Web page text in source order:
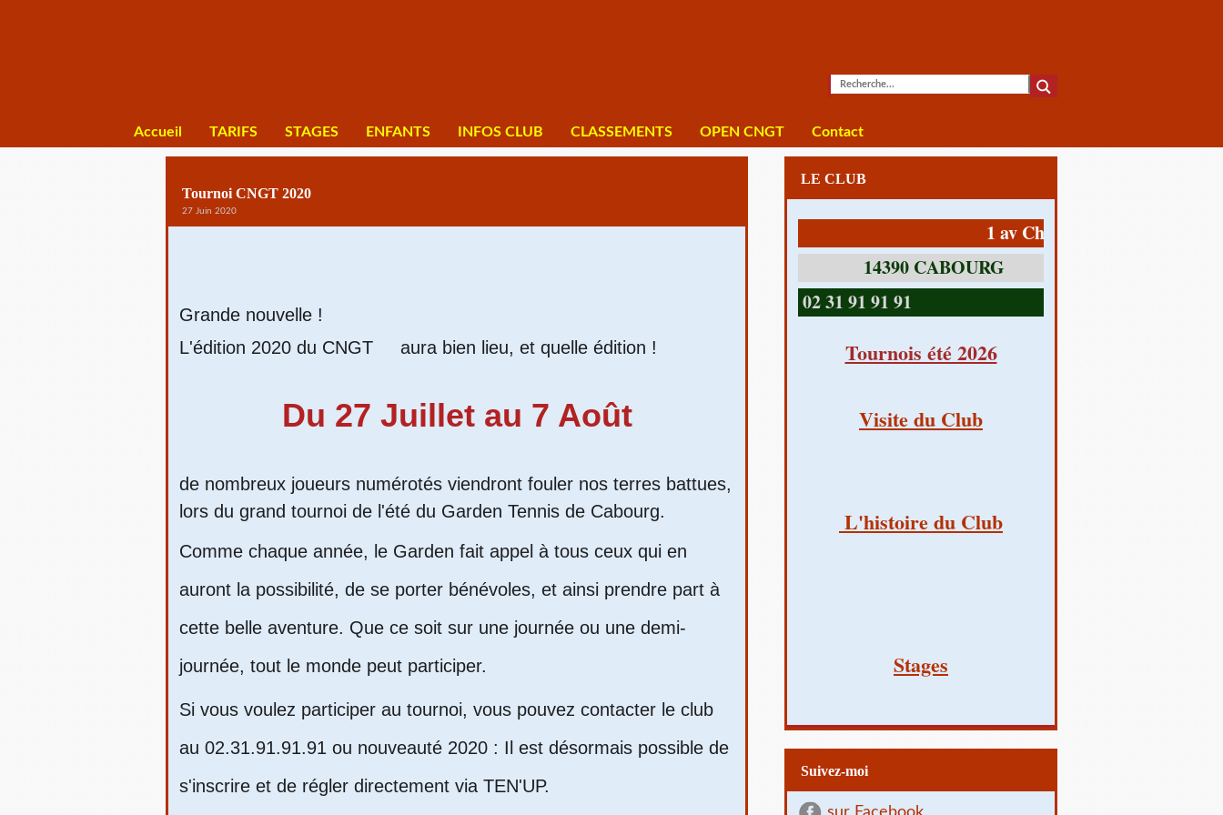
Accueil TARIFS STAGES ENFANTS INFOS CLUB CLASSEMENTS OPEN CNGT Contact
Tournoi CNGT 2020
27 Juin 2020
Grande nouvelle !
L'édition 2020 du CNGT
aura bien lieu, et quelle édition !
Du 27 Juillet au 7 Août
de nombreux joueurs numérotés viendront fouler nos terres battues,
lors du grand tournoi de l'été du Garden Tennis de Cabourg.
Comme chaque année, le Garden fait appel à tous ceux qui en
auront la possibilité, de se porter bénévoles, et ainsi prendre part à
cette belle aventure. Que ce soit sur une journée ou une demi-
journée, tout le monde peut participer.
Si vous voulez participer au tournoi, vous pouvez contacter le club
au 02.31.91.91.91 ou nouveauté 2020 : Il est désormais possible de
s'inscrire et de régler directement via TEN'UP.
LE CLUB
1 av Charles De Gaulle
14390 CABOURG
02 31 91 91 91
Tournois été 2026
Visite du Club
L'histoire du Club
Stages
Suivez-moi
sur Facebook